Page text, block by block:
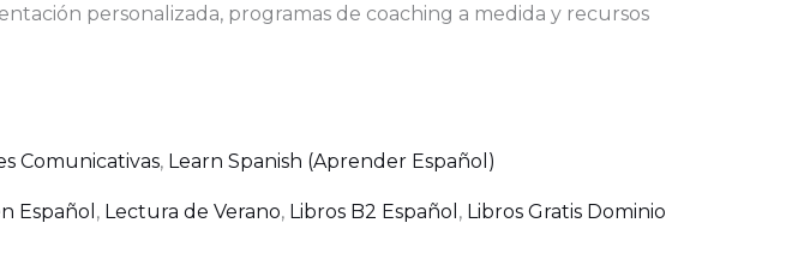
personalizada, programas de coaching a medida y recursos
Comunicativas, Learn Spanish (Aprender Español)
Español , Lectura de Verano, Libros B2 Español , Libros Gratis Dominio